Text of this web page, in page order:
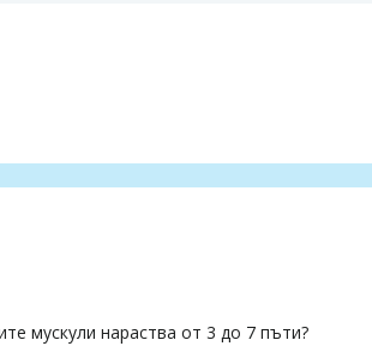
мускули нараства от 3 до 7 пъти?